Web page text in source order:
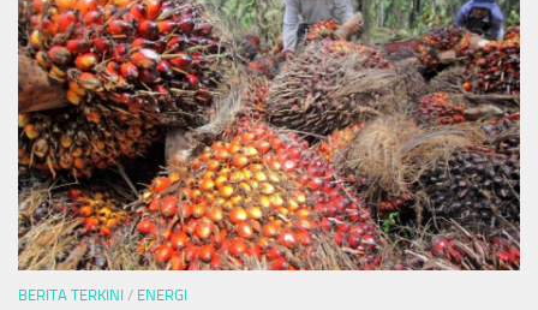
BERITA TERKINI / ENERGI